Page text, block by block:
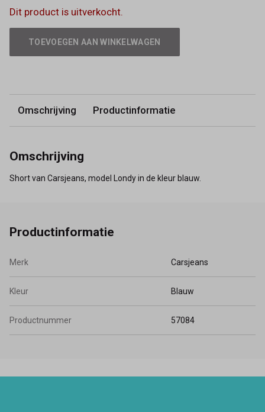
Dit product is uitverkocht.
TOEVOEGEN AAN WINKELWAGEN
Omschrijving Productinformatie
Omschrijving
Short van Carsjeans, model Londy in de kleur blauw.
Productinformatie
Merk Carsjeans
Kleur Blauw
Productnummer 57084